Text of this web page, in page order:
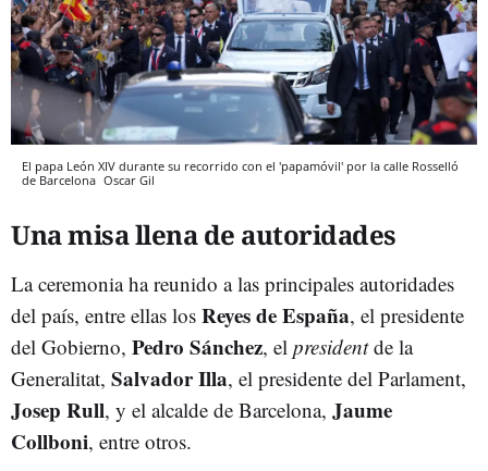
El papa León XIV durante su recorrido con el 'papamóvil' por la calle Rosselló
de Barcelona Oscar Gil
Una misa llena de autoridades
La ceremonia ha reunido a las principales autoridades
del país, entre ellas los Reyes de España, el presidente
del Gobierno, Pedro Sánchez, el presidentde la
Generalitat, Salvador Illa, el presidente del Parlament,
Josep Rull, y el alcalde de Barcelona, Jaume
Collboni, entre otros.